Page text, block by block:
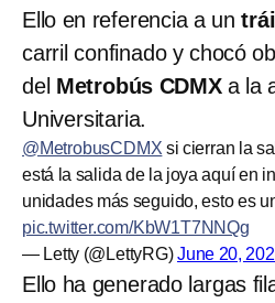
Ello en referencia a un
carril confinado y chocó
del Metrobús CDMXa la
Universitaria.
@MetrobusCDMX si cierran la
está la salida de la joya aquí en
unidades más seguido, esto es
pic.twitter.com/KbW1T7NNQg
— Letty (@LettyRG)June 20,
Ello ha generado largas